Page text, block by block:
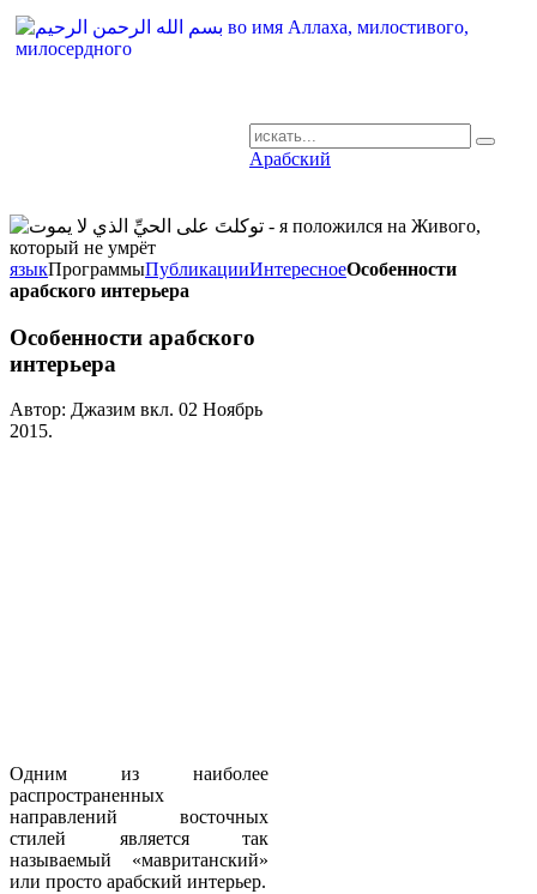
Арабский
языкПрограммыПубликацииИнтересноеОсобенности
арабского интерьера
Особенности арабского
интерьера
Автор: Джазим вкл. 02 Ноябрь
2015.
Одним из наиболее
распространенных
направлений восточных
стилей является так
называемый «мавританский»
или просто арабский интерьер.